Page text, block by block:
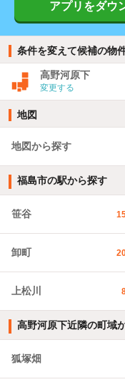
アプリをダウ
条件を変えて候補の物
高野河原下
変更する
地図
地図から探す
福島市の駅から探す
笹谷
卸町
上松川
高野河原下近隣の町域
狐塚畑